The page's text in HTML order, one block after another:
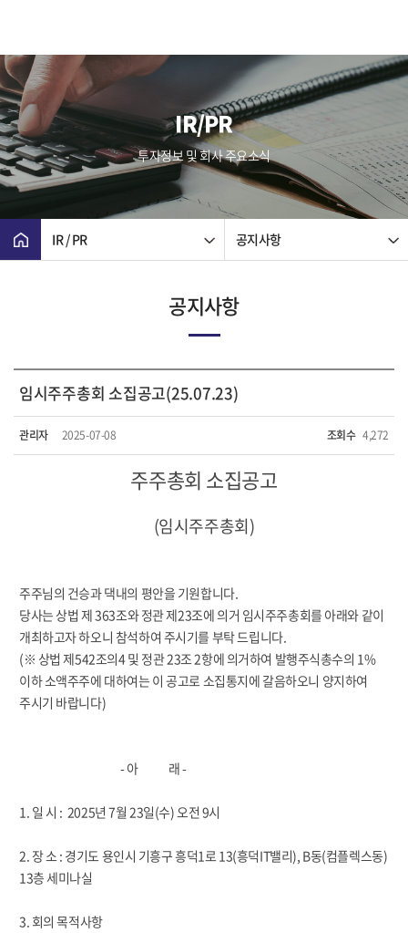
IR/PR
투자정보 및 회사 주요소식
IR / PR 공지사항
공지사항
임시주주총회 소집공고(25.07.23)
관리자 2025-07-08 조회수 4,272
주주총회 소집공고
(임시주주총회)
주주님의 건승과 댁내의 평안을 기원합니다.
당사는 상법 제 363조와 정관 제23조에 의거 임시주주총회를 아래와 같이
개최하고자 하오니 참석하여 주시기를 부탁 드립니다.
(※ 상법 제542조의4 및 정관 23조 2항에 의거하여 발행주식총수의 1%
이하 소액주주에 대하여는 이 공고로 소집통지에 갈음하오니 양지하여
주시기 바랍니다)
- 아 래 -
1. 일 시 : 2025년 7월 23일(수) 오전 9시
2. 장 소 : 경기도 용인시 기흥구 흥덕1로 13(흥덕IT밸리), B동(컴플렉스동)
13층 세미나실
3. 회의 목적사항